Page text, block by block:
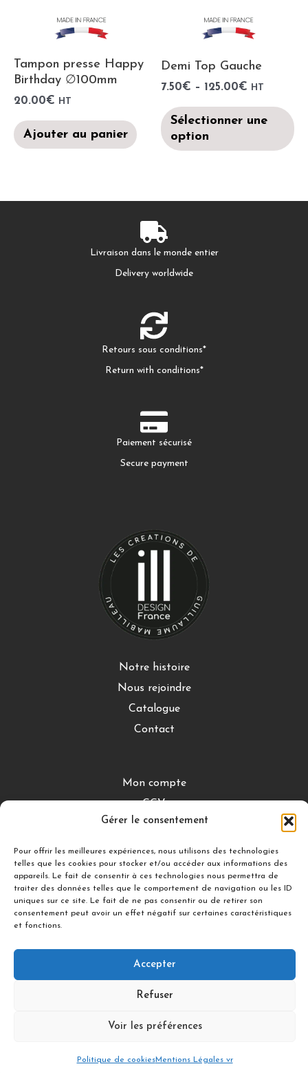
Gérer le consentement
Pour offrir les meilleures expériences, nous utilisons des technologies
telles que les cookies pour stocker et/ou accéder aux informations des
appareils. Le fait de consentir à ces technologies nous permettra de
traiter des données telles que le comportement de navigation ou les ID
uniques sur ce site. Le fait de ne pas consentir ou de retirer son
consentement peut avoir un effet négatif sur certaines caractéristiques
et fonctions.
Accepter
Refuser
Voir les préférences
Politique de cookiesMentions Légales vr
Tampon presse Happy
Birthday ∅100mm
20.00€ HT
Ajouter au panier
Demi Top Gauche
7.50€ – 125.00€ HT
Sélectionner une
option
Livraison dans le monde entier
Delivery worldwide
Retours sous conditions*
Return with conditions*
Paiement sécurisé
Secure payment
Notre histoire
Nous rejoindre
Catalogue
Contact
Mon compte
CGV
Mentions légales
Conditions de retour
DÉCOUVRIR
Nuances Gourmandes
Suivez-nous
© 2021 illDESIGN-France